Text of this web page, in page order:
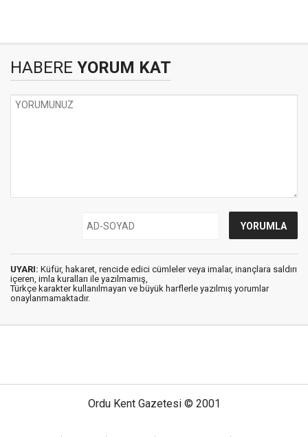
HABERE YORUM KAT
UYARI: Küfür, hakaret, rencide edici cümleler veya imalar, inançlara saldırı
içeren, imla kuralları ile yazılmamış,
Türkçe karakter kullanılmayan ve büyük harflerle yazılmış yorumlar
onaylanmamaktadır.
Ordu Kent Gazetesi © 2001